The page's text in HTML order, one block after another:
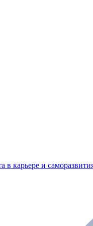
в карьере и